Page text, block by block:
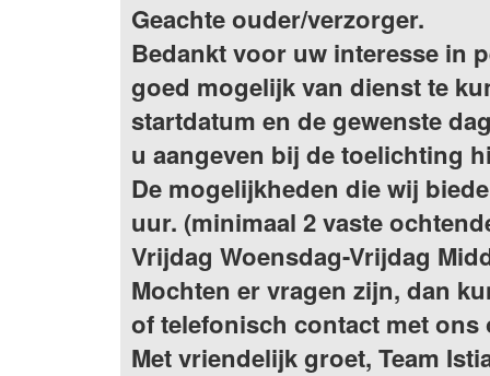
Geachte ouder/verzorger.
Bedankt voor uw interesse in
goed mogelijk van dienst te
startdatum en de gewenste
u aangeven bij de toelichting
De mogelijkheden die wij
uur. (minimaal 2 vaste
Vrijdag Woensdag-Vrijdag
Mochten er vragen zijn, dan
of telefonisch contact met ons
Met vriendelijk groet, Team